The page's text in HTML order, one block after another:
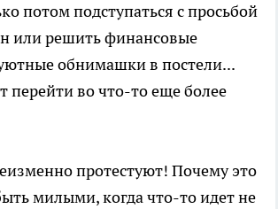
потом подступаться с просьбой
или решить финансовые
обнимашки в постели...
перейти во что-то еще более
протестуют! Почему это
милыми, когда что-то идет не